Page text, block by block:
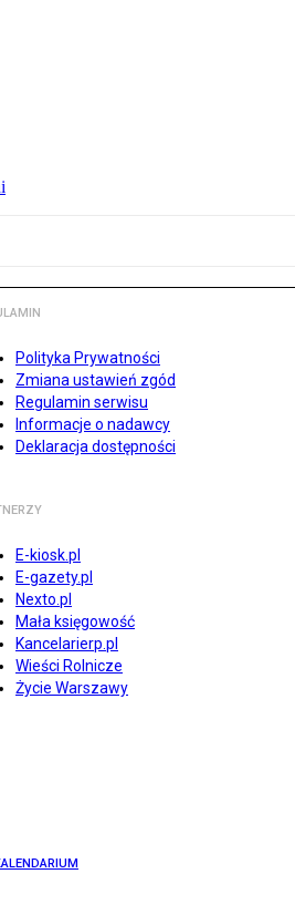
Polityka Prywatności
Zmiana ustawień zgód
Regulamin serwisu
Informacje o nadawcy
Deklaracja dostępności
E-kiosk.pl
E-gazety.pl
Nexto.pl
Mała księgowość
Kancelarierp.pl
Wieści Rolnicze
Życie Warszawy